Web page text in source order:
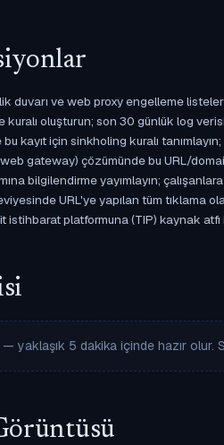
duvarı ve web proxy engelleme
kuralı oluşturun; son 30 günlük log
kayıt için sinkholing kuralı
gateway) çözümünde bu URL/
bilgilendirme yayımlayın;
URL'ye yapılan tüm tıklama
istihbarat platformuna (TIP) kaynak
— yaklaşık 5 dakika içinde hazır olur.